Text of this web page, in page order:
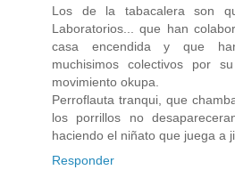
Los de la tabacalera son
Laboratorios... que han
casa encendida y que
muchisimos colectivos por
movimiento okupa.
Perroflauta tranqui, que
los porrillos no
haciendo el niñato que juega a
Responder